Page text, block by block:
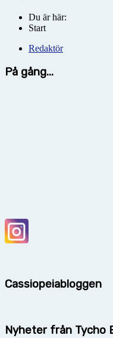
Du är här:
Start
Redaktör
På gång...
Cassiopeiabloggen
Nyheter från Tycho